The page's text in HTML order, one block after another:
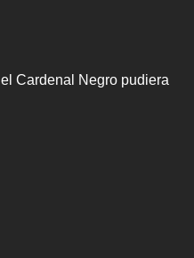
Cardenal Negro pudiera